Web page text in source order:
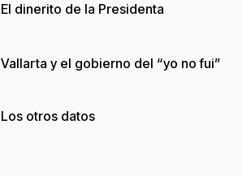
El dinerito de la Presidenta
Vallarta y el gobierno del “yo no fui”
Los otros datos